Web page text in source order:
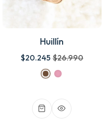
Huillín
$20.245 $26.990